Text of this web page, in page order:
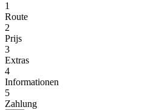
1
Route
2
Prijs
3
Extras
4
Informationen
5
Zahlung